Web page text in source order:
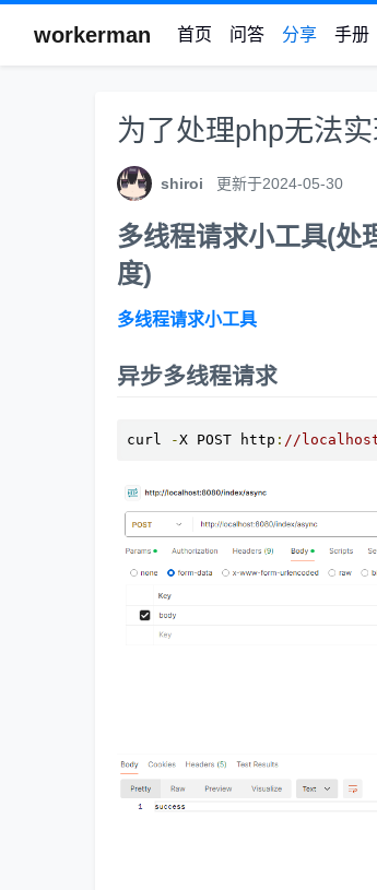
workerman 首页 问答 分享 手册
为了处理php无法
shiroi 更新于2024-05-30
多线程请求小工具(处
度)
多线程请求小工具
异步多线程请求
curl -X POST http : //